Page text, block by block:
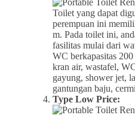
Toilet yang dapat
perempuan ini
m. Pada toilet ini,
fasilitas mulai dari
WC berkapasitas
kran air, wastafel,
gayung, shower jet,
gantungan baju,
Type Low Price: